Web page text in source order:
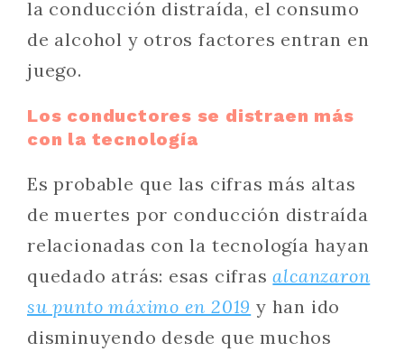
la conducción distraída, el consumo
de alcohol y otros factores entran en
juego.
Los conductores se distraen más
con la tecnología
Es probable que las cifras más altas
de muertes por conducción distraída
relacionadas con la tecnología hayan
quedado atrás: esas cifrasalcanzaron
su punto máximo en 2019 y han ido
disminuyendo desde que muchos